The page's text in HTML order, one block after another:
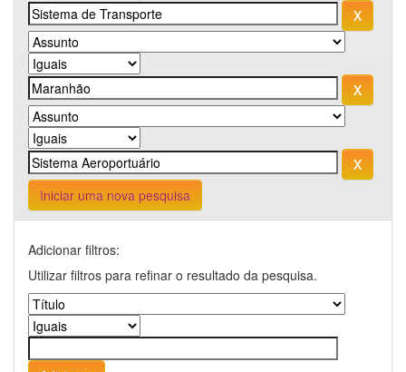
Iniciar uma nova pesquisa
Adicionar filtros:
Utilizar filtros para refinar o resultado da pesquisa.